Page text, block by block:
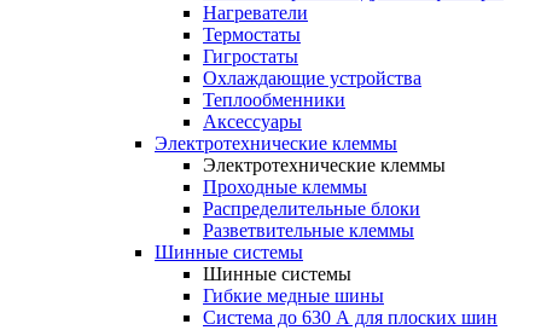
Нагреватели
Термостаты
Гигростаты
Охлаждающие устройства
Теплообменники
Аксессуары
Электротехнические клеммы
Электротехнические клеммы
Проходные клеммы
Распределительные блоки
Разветвительные клеммы
Шинные системы
Шинные системы
Гибкие медные шины
Система до 630 А для плоских шин